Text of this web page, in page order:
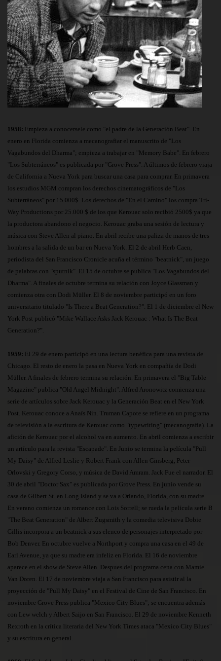
1958: Empieza a conocersele como "el padre de la Generación Beat". En
enero en Florida comienza a mecanografiar el manuscrito de "Los
Vagabundos del Dharma"; empieza a trabajar en "Memory Babe". En febrero
"Los Subterráneos" es publicada por "Grove Press". A últimos de febrero viaja
de California a Nueva York para buscar una casa para comprar. En primavera
los estudios MGM compran los derechos cinematográficos de "Los
Subterráneos" por 15.000$. Los derechos de "En el Camino" los compra Tri-
Way Productions por 25.000 $ de los que Kerouac solo recibió 2500$ ya que
la productora abandono el negocio. Kerouac graba una sesión de lectura y
música con Steve Allen al piano. En abril recibe una paliza de manos de tres
hombres a la salida de un bar en Nueva York. El 2 de abril Herb Caen,
periodista del San Francisco Cronicle acuña el término "beatnick", un juego
de palabras con "sputnik". El 15 de octubre se publica "Los Vagabundos del
Dharma". A finales de octubre termina su relación con Joyce Glassman y
comienza otra con Dodi Müller. El 8 de noviembre participó en un foro
universitario titulado "Is There a Beat Generation?". El 1 de diciembre el New
York Post publicó "Mike Wallace Asks Jack Kerouac : What Is The Beat
Generation?".
1959: El 29 de enero participó en una lectura benéfica para una revista de
Chicago. El resto de enero la pasa en Nueva York en compañía de Dodi
Müller. A finales de febrero termina su relación. En primavera el "Big Table
Magazine" publica "Old Angel Midnight". Alfred Aronowitz comienza una
serie de artículos sobre Jack Kerouac y la Generación Beat en el New York
Post. Kerouac conoce a Anaïs Nin. Truman Capote se refiere en un programa
de televisión a la escritura de Kerouac como "typewriting" (mecanografía). La
afición de Kerouac por el alcohol va en aumento. En abril comienza a escribir
un artículo para la revista "Escapade". En Junio se termina la película "Pull
My Daisy" de Alfred Leslie y Robert Frank con Allen Ginsberg, Peter
Orlovski y Gregory Corso, y música de David Amram. Jack Fue el narrador. El
30 de abril "Doctor Sax" es publicada por Grove Press. En junio vende su
casa de Gilbert St. en Long Island y se va a Orlando, Florida, con su madre.
En verano comienza un romance con Lois Sorrell; se rueda la película serie B
"The Beat Generation" de Albert Zugsmith y la comedia televisiva Dobie
Gillis incorpora a un beatnick a sus elenco de personajes interpretado por
Bob Denver. En octubre vuelve a Northport y compra una casa en el 49 de
Earl Avenue, ya que su madre era infeliz en Florida. El 16 de noviembre
aparece en el show de Steve Allen. Despues del programa cena con Mamie
Van Doren. El 17 de noviembre viaja a San Francisco para asistir al la
proyección de "Pull My Daisy" en el Festival de Cine de San Francisco. En
noviembre Grove Press publica "Mexico City Blues"; se encuentra además
con Lew welch y Albert Saijo en San Francisco. El 29 de noviembre Kenneth
Rexroth en la crítica literaria del New York Times ataca "Mexico City Blues"
y su escritura en general.